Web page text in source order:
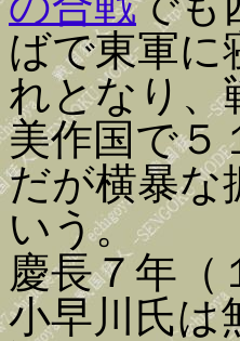
ばで東軍に
れとなり、
美作国で５
だが横暴な
いう。
慶長７年（
小早川氏は